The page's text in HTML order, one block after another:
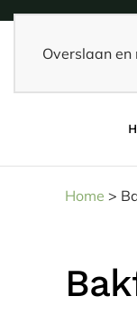
Overslaan
Home >